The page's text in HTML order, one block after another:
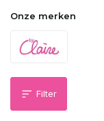
Onze merken
Filter